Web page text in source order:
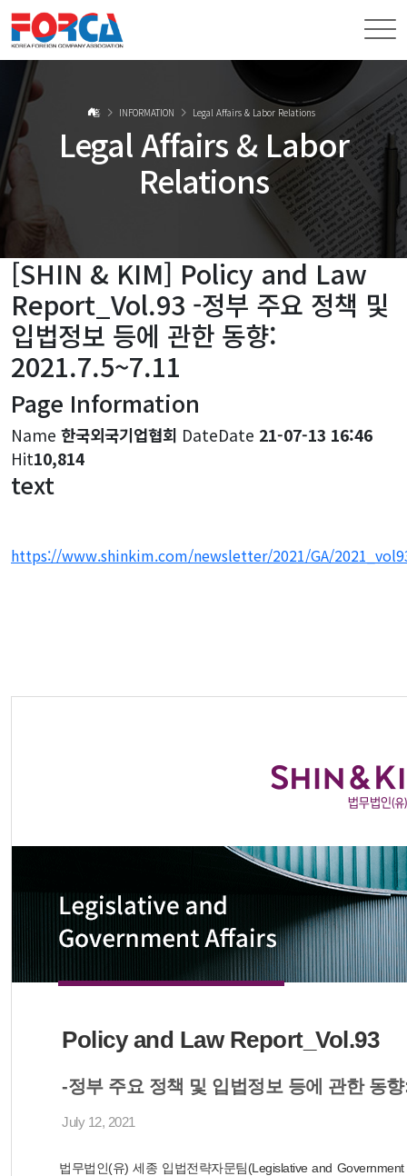
홈 INFORMATION Legal Affairs & Labor Relations
Legal Affairs & Labor
Relations
[SHIN & KIM] Policy and Law
Report_Vol.93 -정부 주요 정책 및
입법정보 등에 관한 동향:
2021.7.5~7.11
Page Information
Name 한국외국기업협회 DateDate 21-07-13 16:46
Hit10,814
text
https://www.shinkim.com/newsletter/2021/GA/
Policy and Law Report_Vol.93
-정부 주요 정책 및 입법정보 등에 관한 동
July 12, 2021
법무법인(유) 세종 입법전략자문팀(Legislative and